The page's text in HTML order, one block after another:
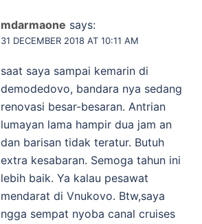
mdarmaone says:
31 DECEMBER 2018 AT 10:11 AM
saat saya sampai kemarin di
demodedovo, bandara nya sedang
renovasi besar-besaran. Antrian
lumayan lama hampir dua jam an
dan barisan tidak teratur. Butuh
extra kesabaran. Semoga tahun ini
lebih baik. Ya kalau pesawat
mendarat di Vnukovo. Btw,saya
ngga sempat nyoba canal cruises